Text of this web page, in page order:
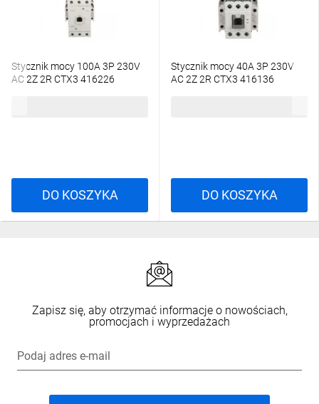
Stycznik mocy 100A 3P 230V
AC 2Z 2R CTX3 416226
DO KOSZYKA
Stycznik mocy 40A 3P 230V
AC 2Z 2R CTX3 416136
DO KOSZYKA
Zapisz się, aby otrzymać informacje o nowościach,
promocjach i wyprzedażach
Podaj adres e-mail